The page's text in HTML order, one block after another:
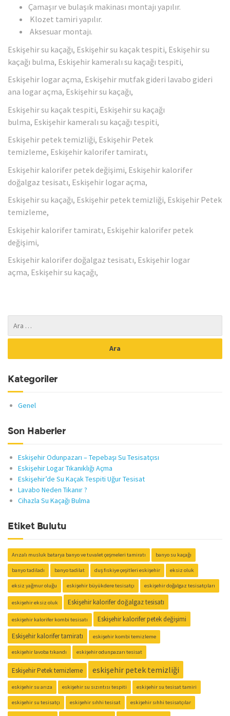
Çamaşır ve bulaşık makinası montajı yapılır.
Klozet tamiri yapılır.
Aksesuar montajı.
Eskişehir su kaçağı, Eskişehir su kaçak tespiti, Eskişehir su
kaçağı bulma, Eskişehir kameralı su kaçağı tespiti,
Eskişehir logar açma, Eskişehir mutfak gideri lavabo gideri
ana logar açma, Eskişehir su kaçağı,
Eskişehir su kaçak tespiti, Eskişehir su kaçağı
bulma, Eskişehir kameralı su kaçağı tespiti,
Eskişehir petek temizliği, Eskişehir Petek
temizleme, Eskişehir kalorifer tamiratı,
Eskişehir kalorifer petek değişimi, Eskişehir kalorifer
doğalgaz tesisatı, Eskişehir logar açma,
Eskişehir su kaçağı, Eskişehir petek temizliği, Eskişehir Petek
temizleme,
Eskişehir kalorifer tamiratı, Eskişehir kalorifer petek
değişimi,
Eskişehir kalorifer doğalgaz tesisatı, Eskişehir logar
açma, Eskişehir su kaçağı,
Kategoriler
Genel
Son Haberler
Eskişehir Odunpazarı – Tepebaşı Su Tesisatçısı
Eskişehir Logar Tıkanıklığı Açma
Eskişehir’de Su Kaçak Tespiti Uğur Tesisat
Lavabo Neden Tıkanır ?
Cihazla Su Kaçağı Bulma
Etiket Bulutu
Arızalı musluk batarya banyo ve tuvalet çeşmeleri tamiratı banyo su kaçağı
banyo tadiladı banyo tadilat duş fıskiye çeşitleri eskişehir eksiz oluk
eksiz yağmur oluğu eskişehir büyükdere tesisatçı eskişehir doğalgaz tesisatçıları
eskişehir eksiz oluk Eskişehir kalorifer doğalgaz tesisatı
eskişehir kalorifer kombi tesisatı
Eskişehir kalorifer petek değişimi
Eskişehir kalorifer tamiratı
eskişehir kombi temizleme
eskişehir lavoba tıkandı eskişehir odunpazarı tesisat
Eskişehir Petek temizleme eskişehir petek temizliği
eskişehir su arıza eskişehir su sızıntısı tespiti eskişehir su tesisat tamiri
eskişehir su tesisatçı eskişehir sıhhi tesisat eskişehir sıhhi tesisatçılar